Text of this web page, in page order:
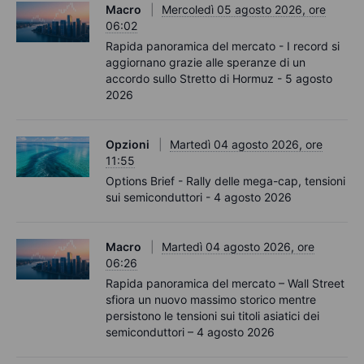
Macro
Mercoledì 05 agosto 2026, ore
06:02
Rapida panoramica del mercato - I record si
aggiornano grazie alle speranze di un
accordo sullo Stretto di Hormuz - 5 agosto
2026
Opzioni
Martedì 04 agosto 2026, ore
11:55
Options Brief - Rally delle mega-cap, tensioni
sui semiconduttori - 4 agosto 2026
Macro
Martedì 04 agosto 2026, ore
06:26
Rapida panoramica del mercato – Wall Street
sfiora un nuovo massimo storico mentre
persistono le tensioni sui titoli asiatici dei
semiconduttori – 4 agosto 2026